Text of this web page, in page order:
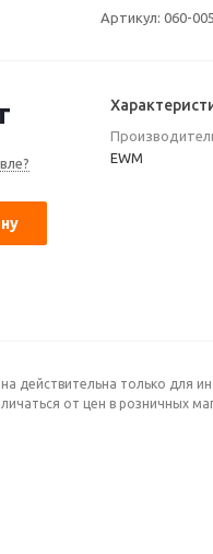
Артикул: 060-
EWM
действительна только для
от цен в розничных